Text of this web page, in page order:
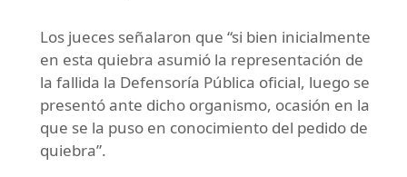
Los jueces señalaron que “si bien inicialmente
en esta quiebra asumió la representación de
la fallida la Defensoría Pública oficial, luego se
presentó ante dicho organismo, ocasión en la
que se la puso en conocimiento del pedido de
quiebra”.